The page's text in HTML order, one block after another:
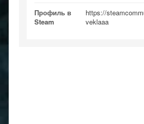
Профиль в
Steam
https://
veklaaa